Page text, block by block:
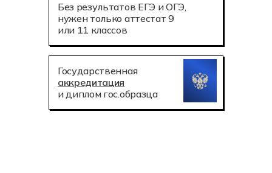
Государственная
аккредитация
и диплом гос.образца
Без результатов ЕГЭ и ОГЭ,
нужен только аттестат 9
или 11 классов